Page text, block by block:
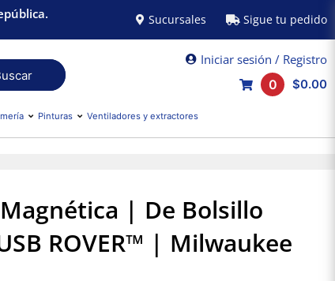
Sucursales Sigue tu pedido
Iniciar sesión / Registro
0
$0.00
Pinturas Ventiladores y extractores
| De Bolsillo
ROVER™ | Milwaukee